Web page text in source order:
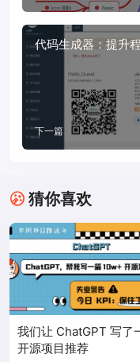
下一篇
猜你喜欢
我们让 ChatGPT 写了
开源项目推荐